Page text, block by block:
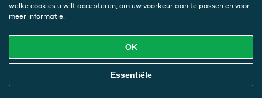
Kindermenu's
Online Eten Bestellen
welke cookies u wilt accepteren, om uw voorkeur aan te passen en voor
meer informatie.
OK
Essentiële